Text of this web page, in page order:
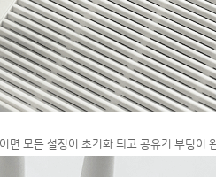
면 모든 설정이 초기화 되고 공유기 부팅이